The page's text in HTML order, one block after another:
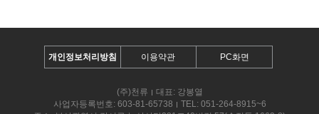
개인정보처리방침 이용약관 PC화면
(주)천류
대표: 강봉열
사업자등록번호: 603-81-65738
TEL: 051-264-8915~6